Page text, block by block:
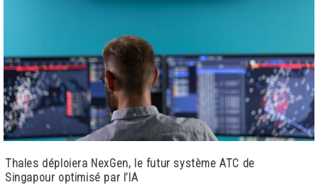
Thales déploiera NexGen, le futur système ATC de
Singapour optimisé par l’IA